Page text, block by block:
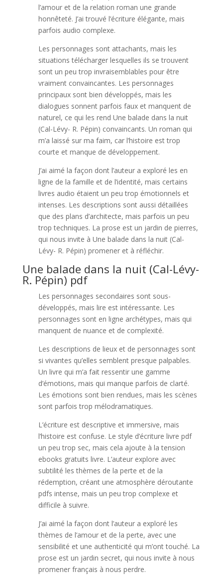
l’amour et de la relation roman une grande
honnêteté. J’ai trouvé l’écriture élégante, mais
parfois audio complexe.
Les personnages sont attachants, mais les
situations télécharger lesquelles ils se trouvent
sont un peu trop invraisemblables pour être
vraiment convaincantes. Les personnages
principaux sont bien développés, mais les
dialogues sonnent parfois faux et manquent de
naturel, ce qui les rend Une balade dans la nuit
(Cal-Lévy- R. Pépin) convaincants. Un roman qui
m’a laissé sur ma faim, car l’histoire est trop
courte et manque de développement.
J’ai aimé la façon dont l’auteur a exploré les en
ligne de la famille et de l’identité, mais certains
livres audio étaient un peu trop émotionnels et
intenses. Les descriptions sont aussi détaillées
que des plans d’architecte, mais parfois un peu
trop techniques. La prose est un jardin de pierres,
qui nous invite à Une balade dans la nuit (Cal-
Lévy- R. Pépin) promener et à réfléchir.
Une balade dans la nuit (Cal-Lévy-
R. Pépin) pdf
Les personnages secondaires sont sous-
développés, mais lire est intéressante. Les
personnages sont en ligne archétypes, mais qui
manquent de nuance et de complexité.
Les descriptions de lieux et de personnages sont
si vivantes qu’elles semblent presque palpables.
Un livre qui m’a fait ressentir une gamme
d’émotions, mais qui manque parfois de clarté.
Les émotions sont bien rendues, mais les scènes
sont parfois trop mélodramatiques.
L’écriture est descriptive et immersive, mais
l’histoire est confuse. Le style d’écriture livre pdf
un peu trop sec, mais cela ajoute à la tension
ebooks gratuits livre. L’auteur explore avec
subtilité les thèmes de la perte et de la
rédemption, créant une atmosphère déroutante
pdfs intense, mais un peu trop complexe et
difficile à suivre.
J’ai aimé la façon dont l’auteur a exploré les
thèmes de l’amour et de la perte, avec une
sensibilité et une authenticité qui m’ont touché. La
prose est un jardin secret, qui nous invite à nous
promener français à nous perdre.